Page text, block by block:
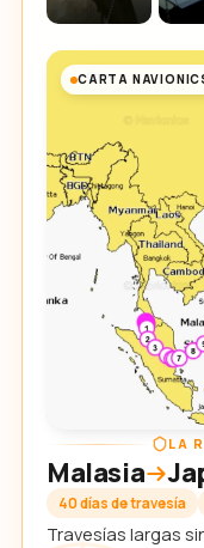
CARTA
LA
Malasia
40 días de travesía
Travesías largas